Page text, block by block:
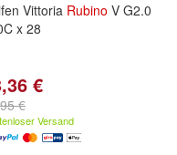
Vittoria Rubino V G2.0
x 28
€
€
Versand